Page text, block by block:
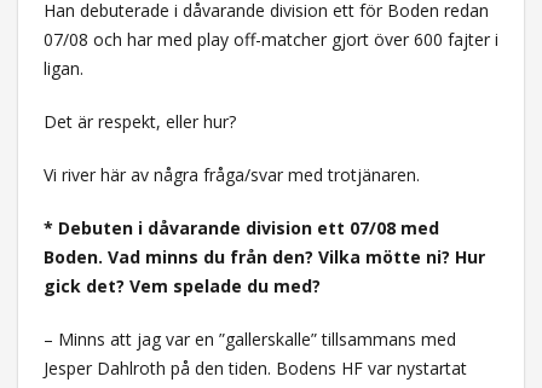
Han debuterade i dåvarande division ett för Boden redan
07/08 och har med play off-matcher gjort över 600 fajter i
ligan.
Det är respekt, eller hur?
Vi river här av några fråga/svar med trotjänaren.
* Debuten i dåvarande division ett 07/08 med
Boden. Vad minns du från den? Vilka mötte ni? Hur
gick det? Vem spelade du med?
– Minns att jag var en ”gallerskalle” tillsammans med
Jesper Dahlroth på den tiden. Bodens HF var nystartat